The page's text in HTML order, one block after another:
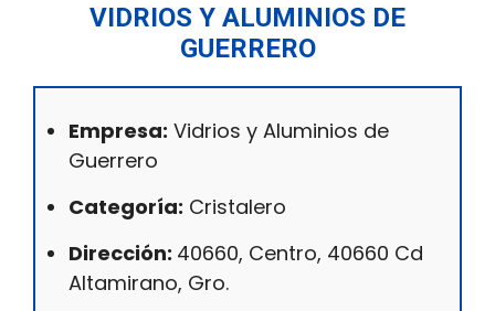
VIDRIOS Y ALUMINIOS DE
GUERRERO
Empresa: Vidrios y Aluminios de
Guerrero
Categoría: Cristalero
Dirección: 40660, Centro, 40660 Cd
Altamirano, Gro.